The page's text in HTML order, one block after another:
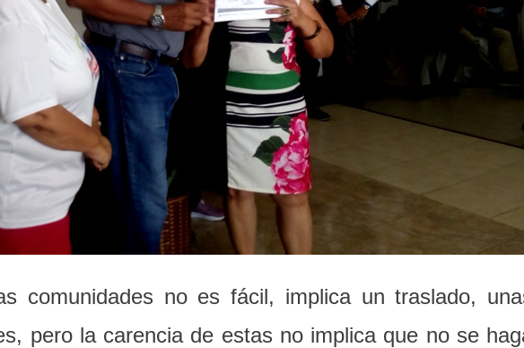
comunidades no es fácil, implica un traslado,
pero la carencia de estas no implica que no se